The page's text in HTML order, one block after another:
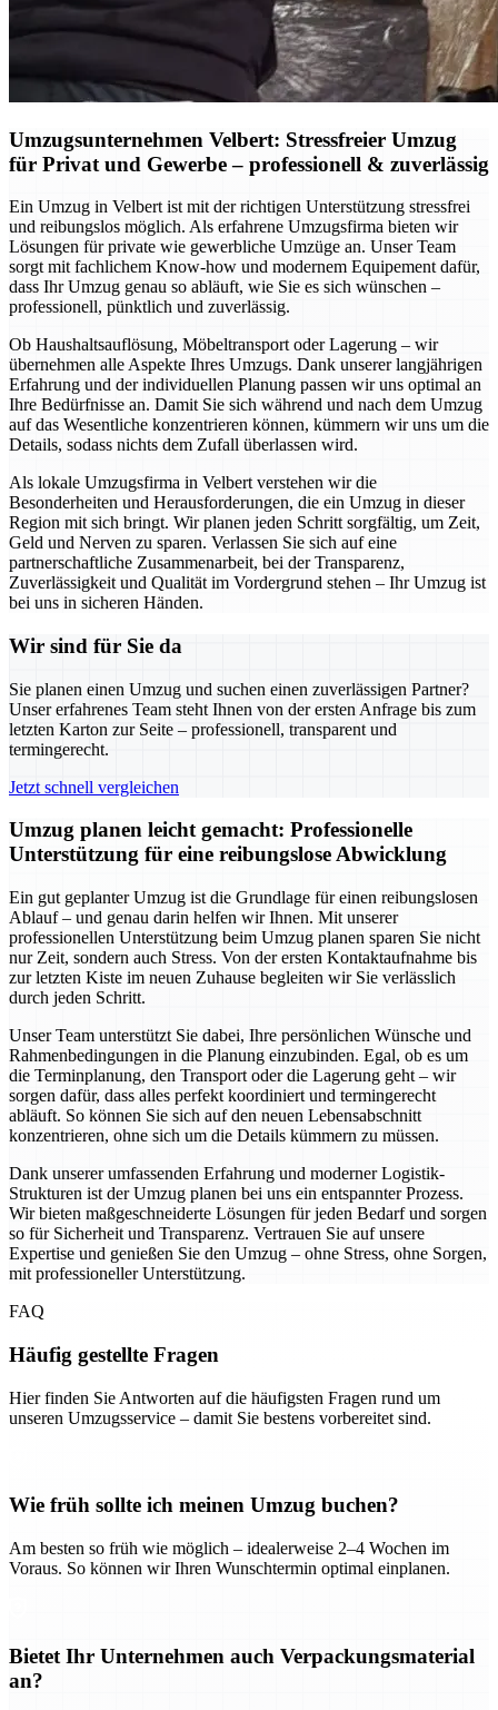
Umzugsunternehmen Velbert: Stressfreier Umzug
für Privat und Gewerbe – professionell & zuverlässig
Ein Umzug in Velbert ist mit der richtigen Unterstützung stressfrei
und reibungslos möglich. Als erfahrene Umzugsfirma bieten wir
Lösungen für private wie gewerbliche Umzüge an. Unser Team
sorgt mit fachlichem Know-how und modernem Equipement dafür,
dass Ihr Umzug genau so abläuft, wie Sie es sich wünschen –
professionell, pünktlich und zuverlässig.
Ob Haushaltsauflösung, Möbeltransport oder Lagerung – wir
übernehmen alle Aspekte Ihres Umzugs. Dank unserer langjährigen
Erfahrung und der individuellen Planung passen wir uns optimal an
Ihre Bedürfnisse an. Damit Sie sich während und nach dem Umzug
auf das Wesentliche konzentrieren können, kümmern wir uns um die
Details, sodass nichts dem Zufall überlassen wird.
Als lokale Umzugsfirma in Velbert verstehen wir die
Besonderheiten und Herausforderungen, die ein Umzug in dieser
Region mit sich bringt. Wir planen jeden Schritt sorgfältig, um Zeit,
Geld und Nerven zu sparen. Verlassen Sie sich auf eine
partnerschaftliche Zusammenarbeit, bei der Transparenz,
Zuverlässigkeit und Qualität im Vordergrund stehen – Ihr Umzug ist
bei uns in sicheren Händen.
Wir sind für Sie da
Sie planen einen Umzug und suchen einen zuverlässigen Partner?
Unser erfahrenes Team steht Ihnen von der ersten Anfrage bis zum
letzten Karton zur Seite – professionell, transparent und
termingerecht.
Jetzt schnell vergleichen
Umzug planen leicht gemacht: Professionelle
Unterstützung für eine reibungslose Abwicklung
Ein gut geplanter Umzug ist die Grundlage für einen reibungslosen
Ablauf – und genau darin helfen wir Ihnen. Mit unserer
professionellen Unterstützung beim Umzug planen sparen Sie nicht
nur Zeit, sondern auch Stress. Von der ersten Kontaktaufnahme bis
zur letzten Kiste im neuen Zuhause begleiten wir Sie verlässlich
durch jeden Schritt.
Unser Team unterstützt Sie dabei, Ihre persönlichen Wünsche und
Rahmenbedingungen in die Planung einzubinden. Egal, ob es um
die Terminplanung, den Transport oder die Lagerung geht – wir
sorgen dafür, dass alles perfekt koordiniert und termingerecht
abläuft. So können Sie sich auf den neuen Lebensabschnitt
konzentrieren, ohne sich um die Details kümmern zu müssen.
Dank unserer umfassenden Erfahrung und moderner Logistik-
Strukturen ist der Umzug planen bei uns ein entspannter Prozess.
Wir bieten maßgeschneiderte Lösungen für jeden Bedarf und sorgen
so für Sicherheit und Transparenz. Vertrauen Sie auf unsere
Expertise und genießen Sie den Umzug – ohne Stress, ohne Sorgen,
mit professioneller Unterstützung.
FAQ
Häufig gestellte Fragen
Hier finden Sie Antworten auf die häufigsten Fragen rund um
unseren Umzugsservice – damit Sie bestens vorbereitet sind.
Wie früh sollte ich meinen Umzug buchen?
Am besten so früh wie möglich – idealerweise 2–4 Wochen im
Voraus. So können wir Ihren Wunschtermin optimal einplanen.
Bietet Ihr Unternehmen auch Verpackungsmaterial
an?